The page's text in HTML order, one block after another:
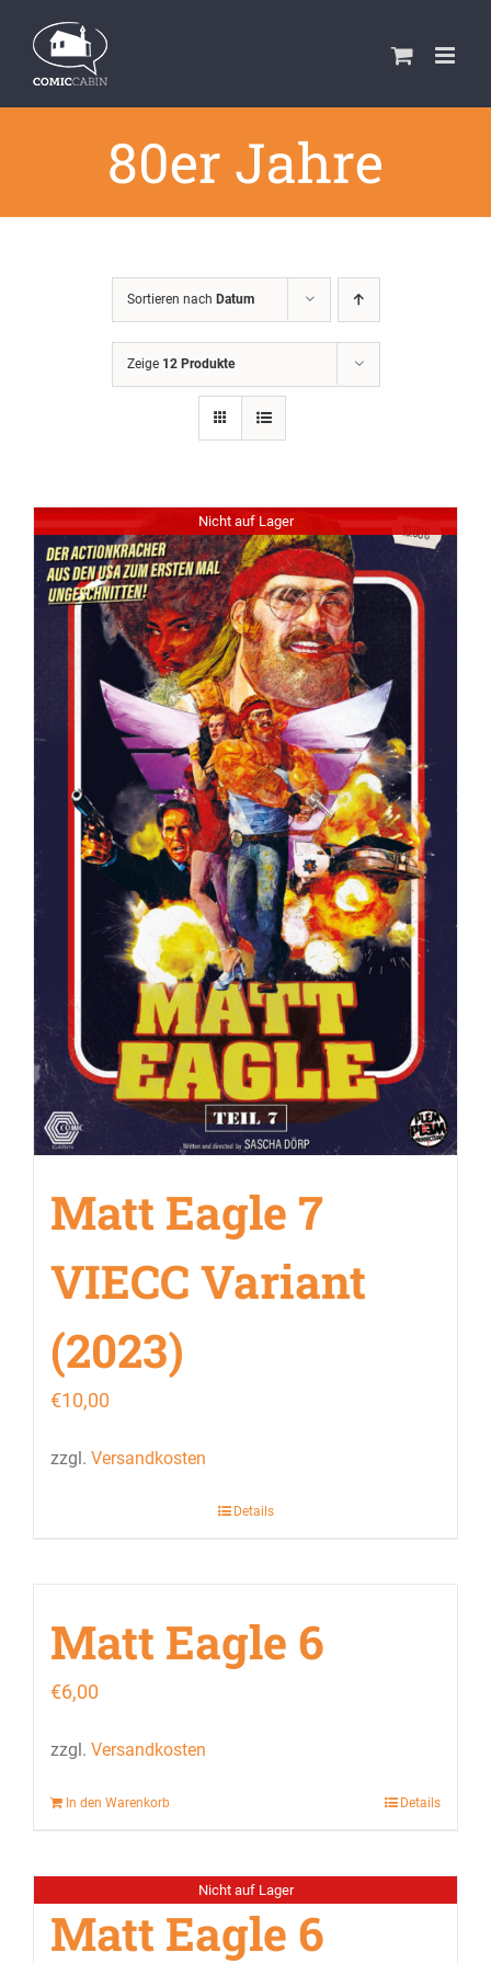
Inhalt
springen
80er Jahre
Sortieren nach Datum
Zeige 12 Produkte
Nicht auf Lager
Matt Eagle 7
VIECC Variant
(2023)
€10,00
zzgl. Versandkosten
Details
Matt Eagle 6
€6,00
zzgl. Versandkosten
In den Warenkorb Details
Nicht auf Lager
Matt Eagle 6